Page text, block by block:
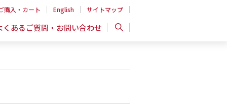
購入・カート English サイトマップ
くあるご質問・お問い合わせ